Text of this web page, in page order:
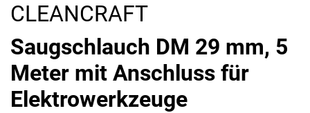
CLEANCRAFT
Saugschlauch DM 29 mm, 5
Meter mit Anschluss für
Elektrowerkzeuge